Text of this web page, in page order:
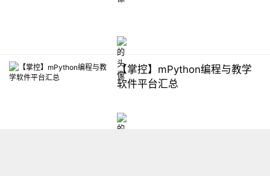
【掌控】mPython编程与教学
软件平台汇总